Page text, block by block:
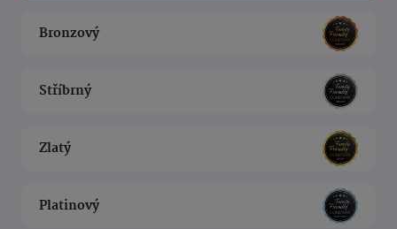
Bronzový
Stříbrný
Zlatý
Platinový